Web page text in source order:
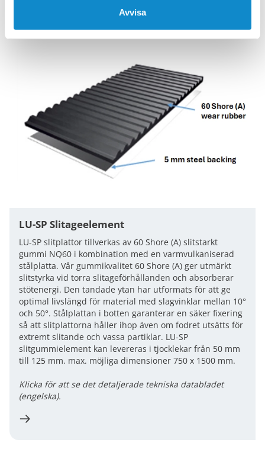
Avvisa
LU-SP Slitageelement
LU-SP slitplattor tillverkas av 60 Shore (A) slitstarkt
gummi NQ60 i kombination med en varmvulkaniserad
stålplatta. Vår gummikvalitet 60 Shore (A) ger utmärkt
slitstyrka vid torra slitageförhållanden och absorberar
stötenergi. Den tandade ytan har utformats för att ge
optimal livslängd för material med slagvinklar mellan 10°
och 50°. Stålplattan i botten garanterar en säker fixering
så att slitplattorna håller ihop även om fodret utsätts för
extremt slitande och vassa partiklar. LU-SP
slitgummielement kan levereras i tjocklekar från 50 mm
till 125 mm. max. möjliga dimensioner 750 x 1500 mm.
Klicka för att se det detaljerade tekniska databladet
(engelska).